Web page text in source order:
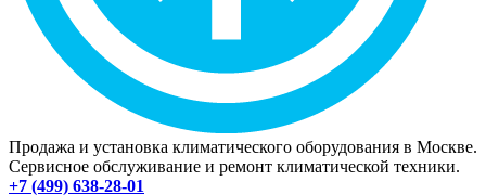
Продажа и установка климатического оборудования в Москве.
Сервисное обслуживание и ремонт климатической техники.
+7 (499) 638-28-01